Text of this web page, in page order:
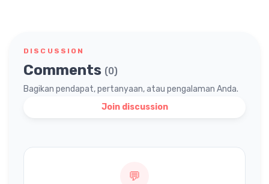
DISCUSSION
Comments (0)
Bagikan pendapat, pertanyaan, atau pengalaman Anda.
Join discussion
💬